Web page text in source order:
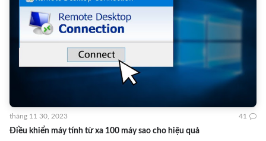
Điều khiển máy tính từ xa 100 máy sao cho hiệu quả
tháng 11 30, 2023 41